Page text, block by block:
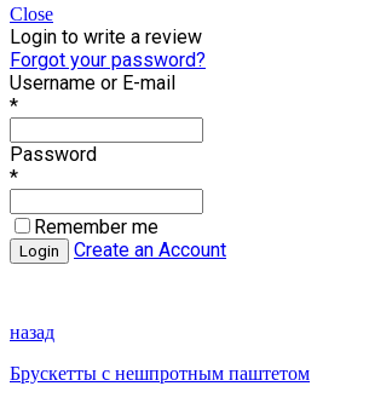
Close
Login to write a review
Forgot your password?
Username or E-mail
*
Password
*
Remember me
Create an Account
назад
Брускетты с нешпротным паштетом